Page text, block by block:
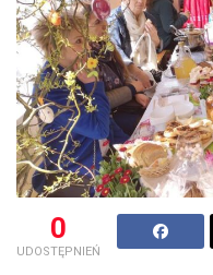
0
UDOSTĘPNIEŃ